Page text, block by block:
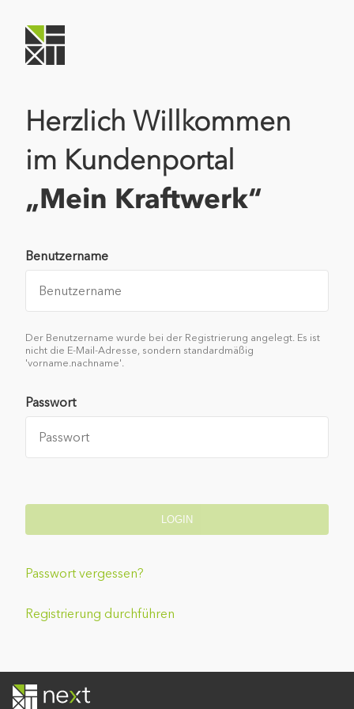
Herzlich Willkommen
im Kundenportal
„Mein Kraftwerk“
Benutzername
Der Benutzername wurde bei der Registrierung angelegt. Es ist
nicht die E-Mail-Adresse, sondern standardmäßig
'vorname.nachname'.
Passwort
LOGIN
Passwort vergessen?
Registrierung durchführen